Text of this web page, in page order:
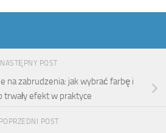
NASTĘPNY POST
na zabrudzenia: jak wybrać farbę i
trwały efekt w praktyce
POPRZEDNI POST